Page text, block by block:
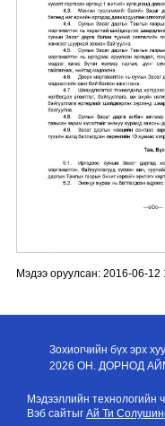
Мэдээ оруулсан: 2016-06-12
Зохиогчийн бүх эрх
2026 ОН. ДОРНОД
Мэдээллийн технологийн
Вэб сайтыг Ай Ти